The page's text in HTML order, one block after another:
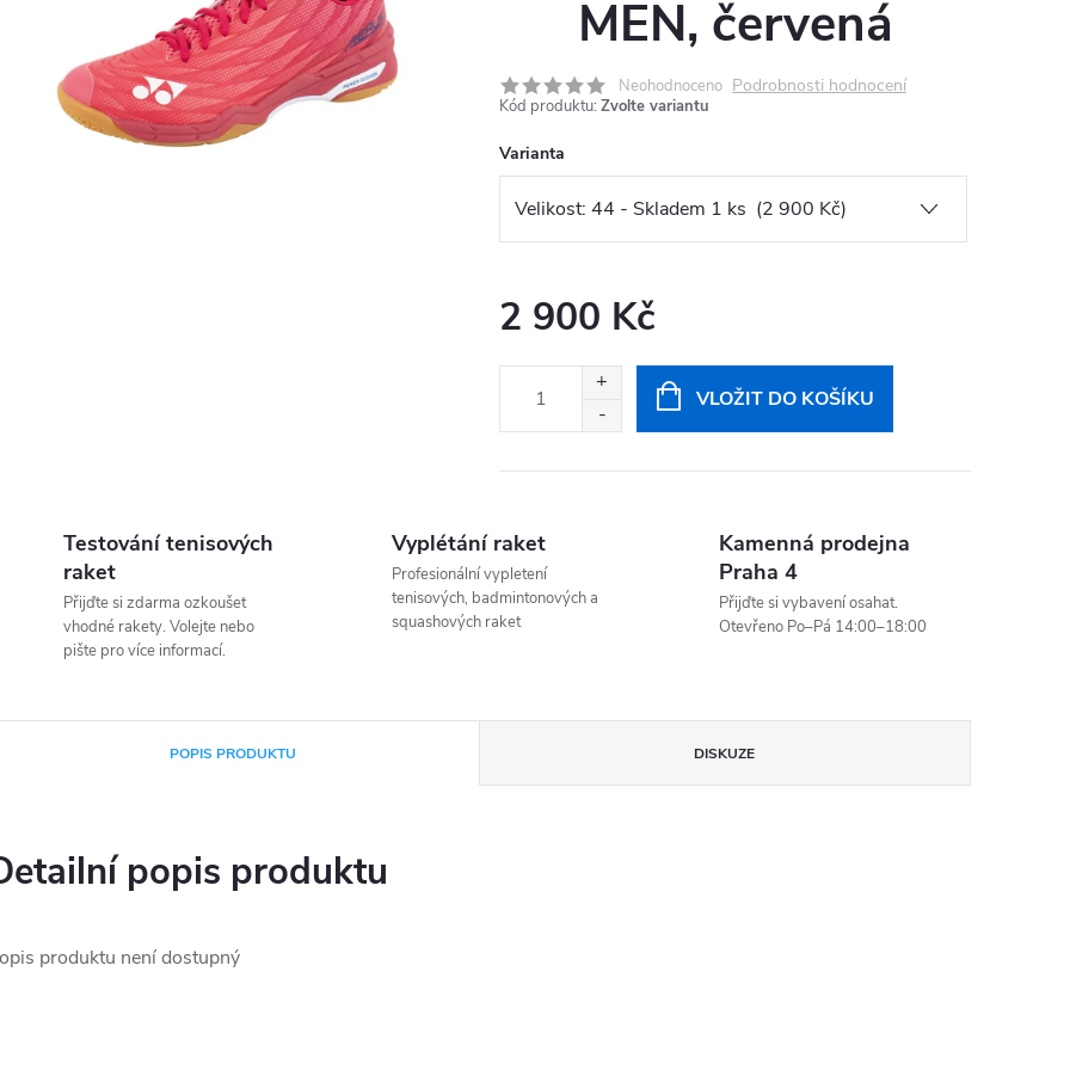
MEN, červená
Neohodnoceno Podrobnosti hodnocení
Kód produktu: Zvolte variantu
Varianta
2 900 Kč
VLOŽIT DO KOŠÍKU
Testování tenisových
raket
Přijďte si zdarma ozkoušet
vhodné rakety. Volejte nebo
pište pro více informací.
Vyplétání raket
Profesionální vypletení
tenisových, badmintonových a
squashových raket
Kamenná prodejna
Praha 4
Přijďte si vybavení osahat.
Otevřeno Po–Pá 14:00–18:00
POPIS PRODUKTU DISKUZE
popis produktu
produktu není dostupný